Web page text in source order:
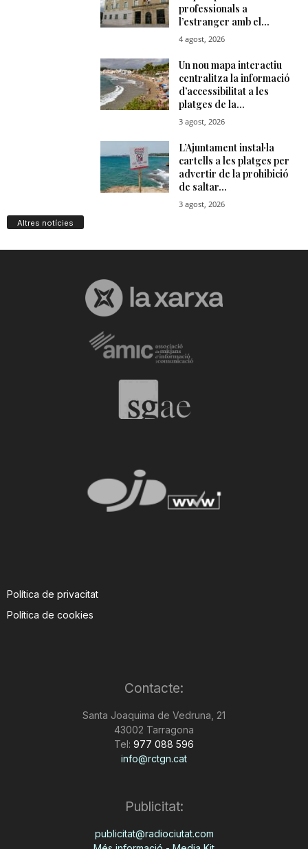
Altres notícies
Política de privacitat
Política de cookies
Contacte:
Santa Joaquima de Vedruna, 21
43002 Tarragona
Tel: 977 088 596
info@rctgn.cat
Publicitat:
publicitat@radiociutat.com